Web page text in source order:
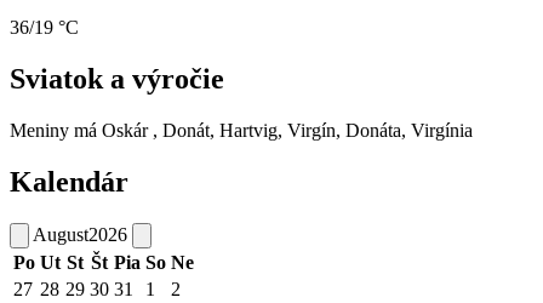
36/19 °C
Sviatok a výročie
Meniny má Oskár , Donát, Hartvig, Virgín, Donáta, Virgínia
Kalendár
August2026
Po Ut St Št Pia So Ne
27 28 29 30 31 1
2